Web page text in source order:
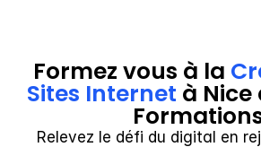
Formez vous à la
Sites Internet à Nice
Relevez le défi du digital en